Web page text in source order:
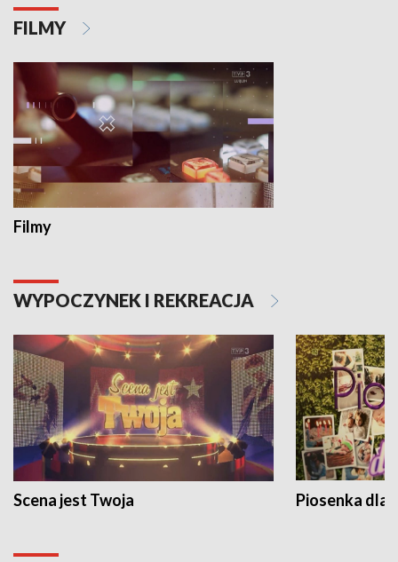
FILMY
Filmy
WYPOCZYNEK I REKREACJA
Scena jest Twoja Piosenka dla